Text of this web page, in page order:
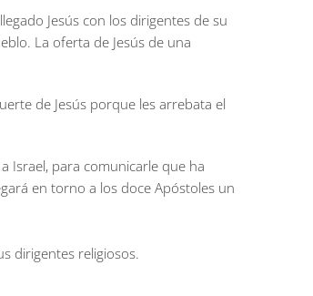
Jesús con los dirigentes de su
La oferta de Jesús de una
de Jesús porque les arrebata el
Israel, para comunicarle que ha
en torno a los doce Apóstoles un
dirigentes religiosos.